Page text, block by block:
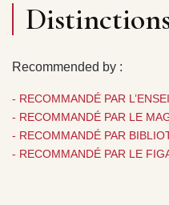
Recommended by :
- RECOMMANDÉ PAR
- RECOMMANDÉ PAR LE
- RECOMMANDÉ PAR
- RECOMMANDÉ PAR LE